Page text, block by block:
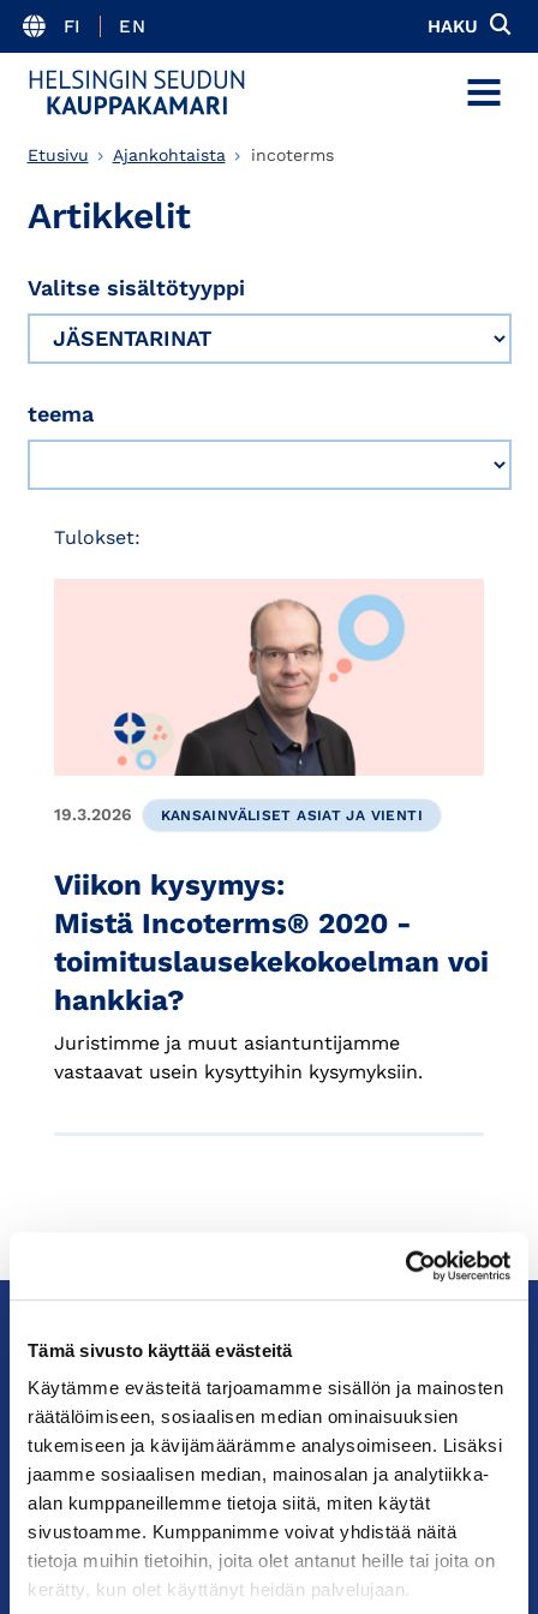
Tämä sivusto käyttää evästeitä
Käytämme evästeitä tarjoamamme sisällön ja mainosten
räätälöimiseen, sosiaalisen median ominaisuuksien
tukemiseen ja kävijämäärämme analysoimiseen. Lisäksi
jaamme sosiaalisen median, mainosalan ja analytiikka-
alan kumppaneillemme tietoja siitä, miten käytät
sivustoamme. Kumppanimme voivat yhdistää näitä
tietoja muihin tietoihin, joita olet antanut heille tai joita on
kerätty, kun olet käyttänyt heidän palvelujaan.
FI EN HAKU
MENU
Etusivu Ajankohtaista incoterms
Artikkelit
Valitse sisältötyyppi
teema
Tulokset:
19.3.2026 KANSAINVÄLISET ASIAT JA VIENTI
Viikon kysymys:
Mistä Incoterms® 2020 -
toimituslausekekokoelman voi
hankkia?
Juristimme ja muut asiantuntijamme
vastaavat usein kysyttyihin kysymyksiin.
seudun
kauppakamari
YHTEYSTIEDOT
Helsingin toimisto
Käyntiosoite: Kalevankatu 12, 00100 Helsinki